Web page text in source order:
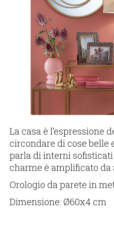
La casa è l’espressione
circondare di cose belle
parla di interni
charme è amplificato
Orologio da parete in
Dimensione: Ø60x4 cm